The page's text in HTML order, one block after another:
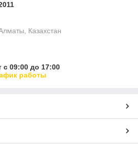
Казахстан
с 09:00 до 17:00
работы